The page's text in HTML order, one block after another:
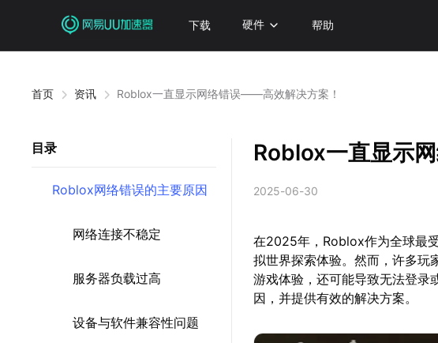
下载 硬件 帮助
首页 资讯 Roblox一直显示网络错误——高效解决方案！
目录
Roblox网络错误的主要原因
网络连接不稳定
服务器负载过高
设备与软件兼容性问题
Roblox一直显示
2025-06-30
在2025年，Roblox作为全球最
拟世界探索体验。然而，许多玩
游戏体验，还可能导致无法登录
因，并提供有效的解决方案。